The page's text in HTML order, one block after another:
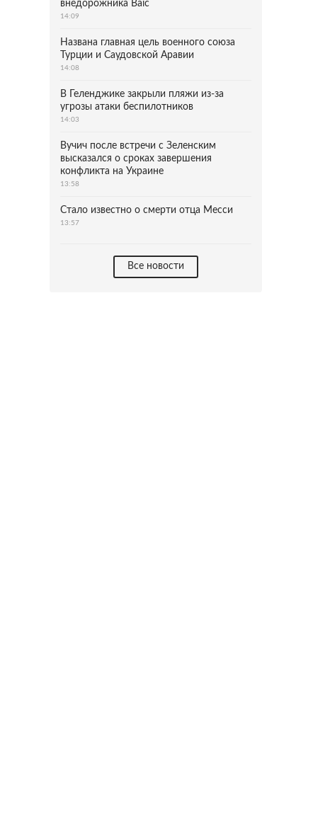
внедорожника Baic
14:09
Названа главная цель военного союза
Турции и Саудовской Аравии
14:08
В Геленджике закрыли пляжи из-за
угрозы атаки беспилотников
14:03
Вучич после встречи с Зеленским
высказался о сроках завершения
конфликта на Украине
13:58
Стало известно о смерти отца Месси
13:57
Все новости